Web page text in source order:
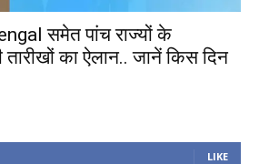
समेत पांच राज्यों के
तारीखों का ऐलान.. जानें किस दिन
LIKE